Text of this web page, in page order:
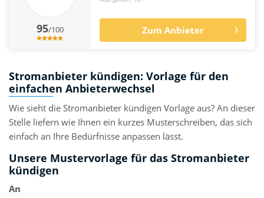
95/100 Zum Anbieter
Stromanbieter kündigen: Vorlage für den
einfachen Anbieterwechsel
Wie sieht die Stromanbieter kündigen Vorlage aus? An dieser
Stelle liefern wie Ihnen ein kurzes Musterschreiben, das sich
einfach an Ihre Bedürfnisse anpassen lässt.
Unsere Mustervorlage für das Stromanbieter
kündigen
An